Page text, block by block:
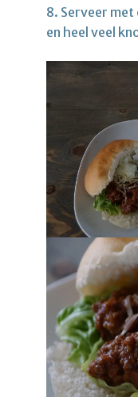
8. Serveer
en heel veel